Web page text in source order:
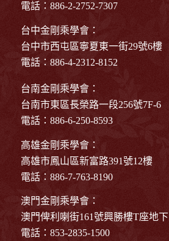
電話：886-2-2752-7307
台中金剛乘學會：
台中市西屯區寧夏東一街29號6樓
電話：886-4-2312-8152
台南金剛乘學會：
台南市東區長榮路一段256號7F-6
電話：886-6-250-8593
高雄金剛乘學會：
高雄市鳳山區新富路391號12樓
電話：886-7-763-8190
澳門金剛乘學會：
澳門俾利喇街161號興勝樓T座地下
電話：853-2835-1500